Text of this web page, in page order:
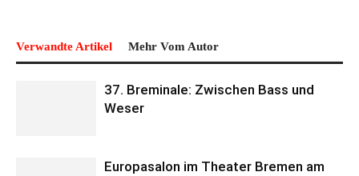
Verwandte Artikel Mehr Vom Autor
37. Breminale: Zwischen Bass und
Weser
Europasalon im Theater Bremen am